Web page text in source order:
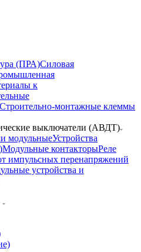
(ПРА)Силовая
к
Строительно-монтажные клеммы
выключатели (АВДТ)
модульныеУстройства
Модульные контакторыРеле
импульсных перенапряжений
устройства и